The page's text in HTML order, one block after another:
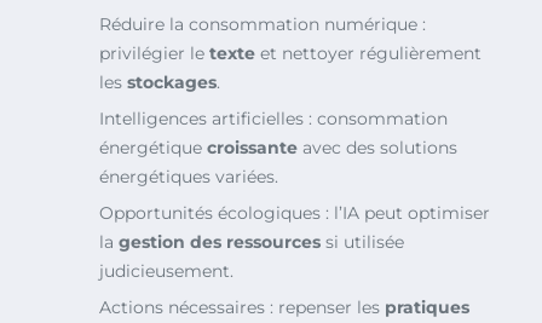
Réduire la consommation numérique :
privilégier le texte et nettoyer régulièrement
les stockages.
Intelligences artificielles : consommation
énergétique croissante avec des solutions
énergétiques variées.
Opportunités écologiques : l’IA peut optimiser
la gestion des ressources si utilisée
judicieusement.
Actions nécessaires : repenser les pratiques